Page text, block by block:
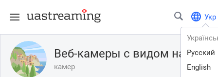
Укр
Русский
English
Веб-камеры с видом на горы
камер